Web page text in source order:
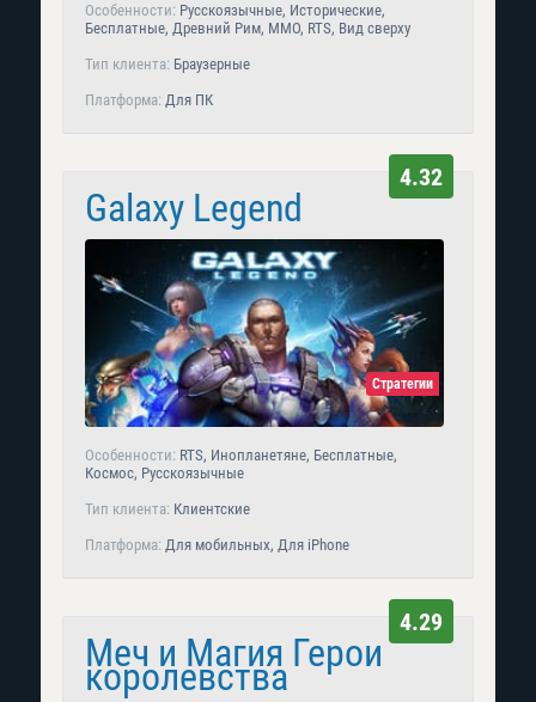
Особенности: Русскоязычные, Исторические,
Бесплатные, Древний Рим, MMO, RTS, Вид сверху
Тип клиента: Браузерные
Платформа: Для ПК
Galaxy Legend
4.32
Стратегии
Особенности: RTS, Инопланетяне, Бесплатные,
Космос, Русскоязычные
Тип клиента: Клиентские
Платформа: Для мобильных, Для iPhone
Меч и Магия Герои
королевства
4.29